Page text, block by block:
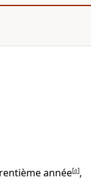
année[a],